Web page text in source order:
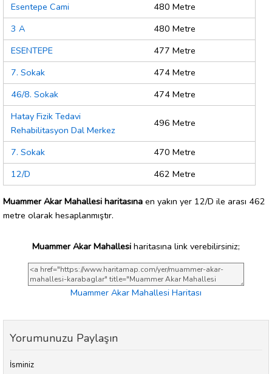
Esentepe Cami
480 Metre
3 A
480 Metre
ESENTEPE
477 Metre
7. Sokak
474 Metre
46/8. Sokak
474 Metre
Hatay Fizik Tedavi
Rehabilitasyon Dal Merkez
496 Metre
7. Sokak
470 Metre
12/D
462 Metre
Muammer Akar Mahallesi haritasına en yakın yer 12/D ile arası 462
metre olarak hesaplanmıştır.
Muammer Akar Mahallesi haritasına link verebilirsiniz;
Muammer Akar Mahallesi Haritası
Yorumunuzu Paylaşın
İsminiz